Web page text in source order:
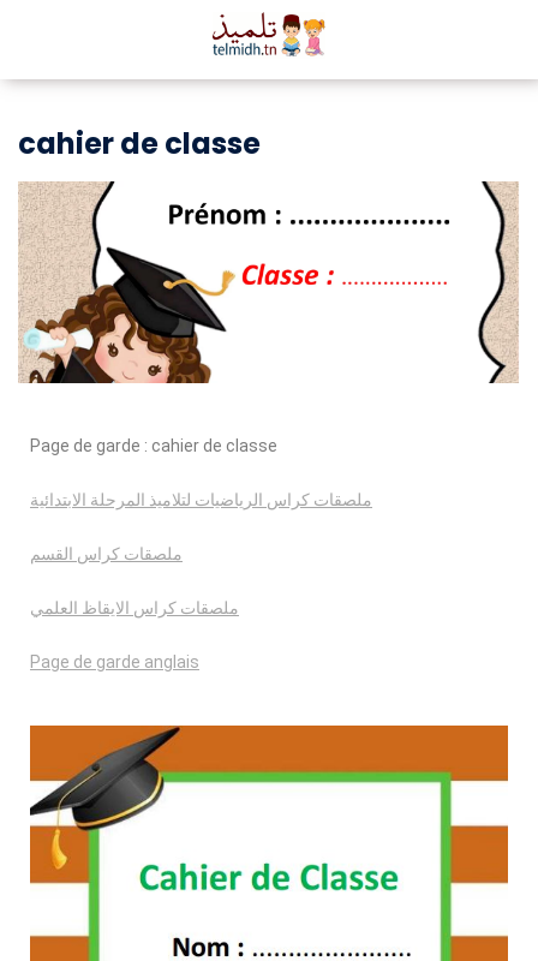
cahier de classe
Page de garde : cahier de classe
ملصقات كراس الرياضيات لتلاميذ المرحلة الابتدائية
ملصقات كراس القسم
ملصقات كراس الايقاظ العلمي
Page de garde anglais